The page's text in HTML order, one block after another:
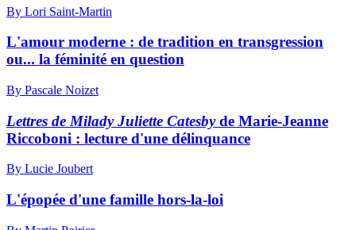
By Lori Saint-Martin
L'amour moderne : de tradition en transgression
ou... la féminité en question
By Pascale Noizet
Lettres de Milady Juliette Catesbyde Marie-Jeanne
Riccoboni : lecture d'une délinquance
By Lucie Joubert
L'épopée d'une famille hors-la-loi